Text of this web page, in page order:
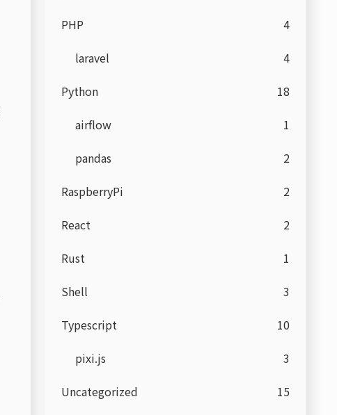
PHP
4
laravel
4
Python
18
airflow
1
pandas
2
RaspberryPi
2
React
2
Rust
1
Shell
3
Typescript
10
pixi.js
3
Uncategorized
15